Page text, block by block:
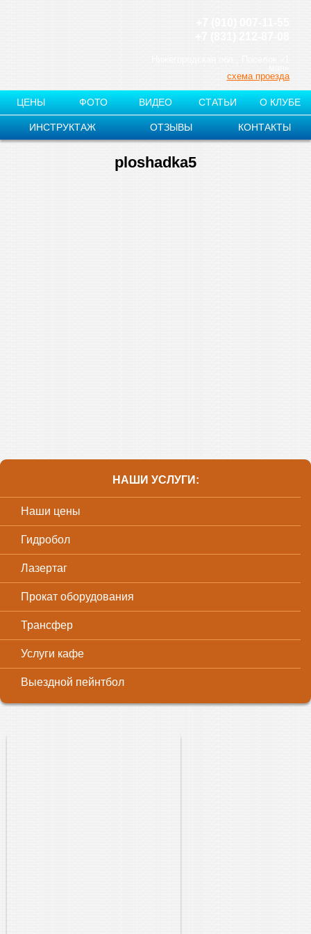
+7 (910) 007-11-55
+7 (831) 212-87-08
схема проезда
ЦЕНЫ ФОТО ВИДЕО СТАТЬИ О КЛУБЕ
ИНСТРУКТАЖ ОТЗЫВЫ КОНТАКТЫ
ploshadka5
НАШИ УСЛУГИ:
Наши цены
Гидробол
Лазертаг
Прокат оборудования
Трансфер
Услуги кафе
Выездной пейнтбол